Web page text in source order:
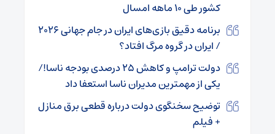
کشور طی ۱۰ ماهه امسال
برنامه دقیق بازی‌های ایران در جام جهانی ۲۰۲۶
/ ایران در گروه مرگ افتاد؟
دولت ترامپ و کاهش ۲۵ درصدی بودجه ناسا!/
یکی از مهمترین مدیران ناسا استعفا داد
توضیح سخنگوی دولت درباره قطعی برق منازل
+ فیلم